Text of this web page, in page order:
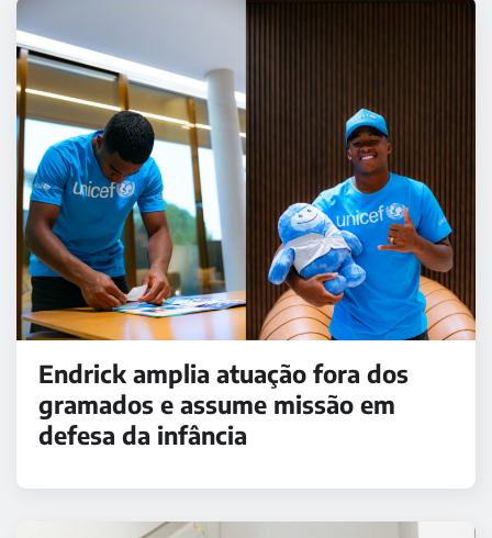
Endrick amplia atuação fora dos
gramados e assume missão em
defesa da infância